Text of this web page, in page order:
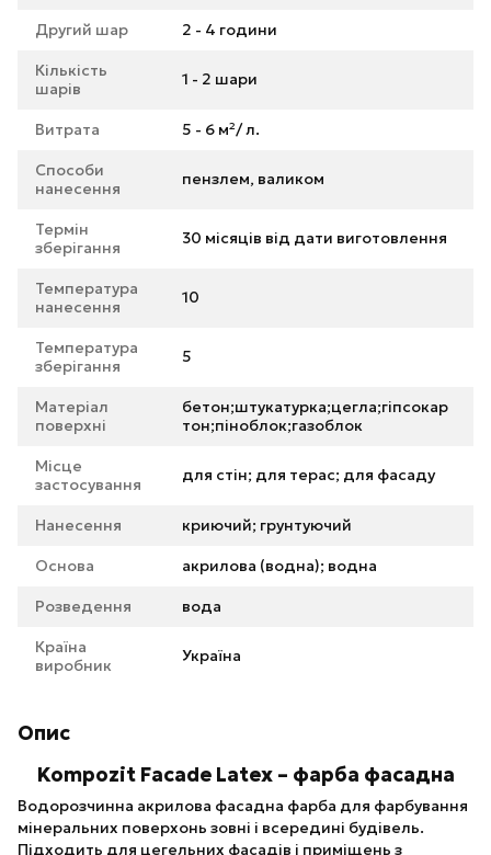
Другий шар 2 - 4 години
Кількість
шарів
1 - 2 шари
Витрата 5 - 6 м²/ л.
Способи
нанесення
пензлем, валиком
Термін
зберігання
30 місяців від дати виготовлення
Температура
нанесення
10
Температура
зберігання
5
Матеріал
поверхні
бетон;штукатурка;цегла;гіпсокар
тон;піноблок;газоблок
Місце
застосування
для стін; для терас; для фасаду
Нанесення криючий; грунтуючий
Основа акрилова (водна); водна
Розведення вода
Країна
виробник
Україна
Опис
Kompozit Facade Latex – фарба фасадна
Водорозчинна акрилова фасадна фарба для фарбування
мінеральних поверхонь зовні і всередині будівель.
Підходить для цегельних фасадів і приміщень з